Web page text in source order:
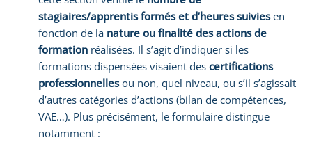
stagiaires/apprentis formés et d’heures suiviesen
fonction de la nature ou finalité des actions de
formation réalisées. Il s’agit d’indiquer si les
formations dispensées visaient des certifications
professionnellesou non, quel niveau, ou s’il s’agissait
d’autres catégories d’actions (bilan de compétences,
VAE…). Plus précisément, le formulaire distingue
notamment :